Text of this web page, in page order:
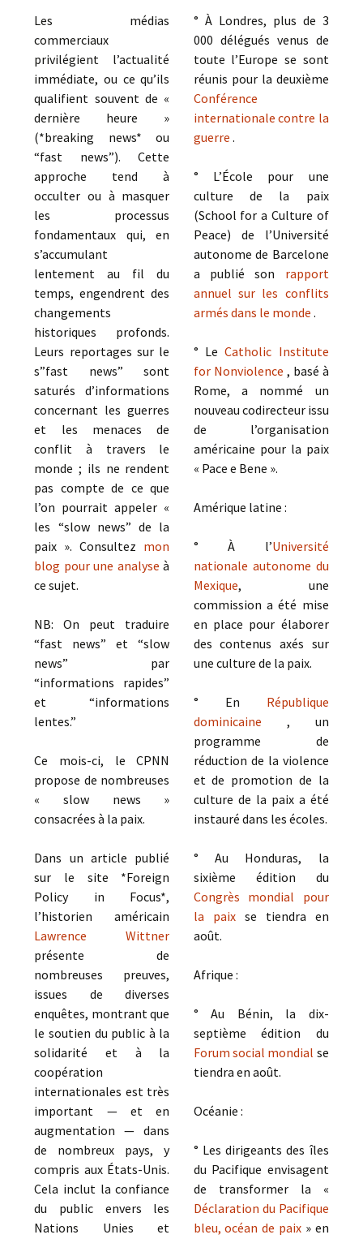
Les médias
commerciaux
privilégient l’actualité
immédiate, ou ce qu’ils
qualifient souvent de «
dernière heure »
(*breaking news* ou
“fast news”). Cette
approche tend à
occulter ou à masquer
les processus
fondamentaux qui, en
s’accumulant
lentement au fil du
temps, engendrent des
changements
historiques profonds.
Leurs reportages sur le
s”fast news” sont
saturés d’informations
concernant les guerres
et les menaces de
conflit à travers le
monde ; ils ne rendent
pas compte de ce que
l’on pourrait appeler «
les “slow news” de la
paix ». Consultez mon
blog pour une analyseà
ce sujet.
NB: On peut traduire
“fast news” et “slow
news” par
“informations rapides”
et “informations
lentes.”
Ce mois-ci, le CPNN
propose de nombreuses
« slow news »
consacrées à la paix.
Dans un article publié
sur le site *Foreign
Policy in Focus*,
l’historien américain
Lawrence Wittner
présente de
nombreuses preuves,
issues de diverses
enquêtes, montrant que
le soutien du public à la
solidarité et à la
coopération
internationales est très
important — et en
augmentation — dans
de nombreux pays, y
compris aux États-Unis.
Cela inclut la confiance
du public envers les
Nations Unies et
° À Londres, plus de 3
000 délégués venus de
toute l’Europe se sont
réunis pour la deuxième
Conférence
internationale contre la
guerre .
° L’École pour une
culture de la paix
(School for a Culture of
Peace) de l’Université
autonome de Barcelone
a publié son rapport
annuel sur les conflits
armés dans le monde .
° LeCatholic Institute
for Nonviolence , basé à
Rome, a nommé un
nouveau codirecteur issu
de l’organisation
américaine pour la paix
« Pace e Bene ».
Amérique latine :
° À l’Université
nationale autonome du
Mexique, une
commission a été mise
en place pour élaborer
des contenus axés sur
une culture de la paix.
° En République
dominicaine , un
programme de
réduction de la violence
et de promotion de la
culture de la paix a été
instauré dans les écoles.
° Au Honduras, la
sixième édition du
Congrès mondial pour
la paix se tiendra en
août.
Afrique :
° Au Bénin, la dix-
septième édition du
Forum social mondial se
tiendra en août.
Océanie :
° Les dirigeants des îles
du Pacifique envisagent
de transformer la «
Déclaration du Pacifique
bleu, océan de paix » en